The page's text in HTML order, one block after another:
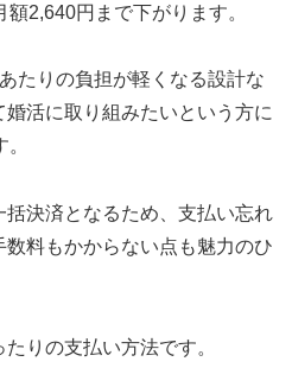
2,640円まで下がります。
たりの負担が軽くなる設計な
活に取り組みたいという方に
決済となるため、支払い忘れ
料もかからない点も魅力のひ
りの支払い方法です。